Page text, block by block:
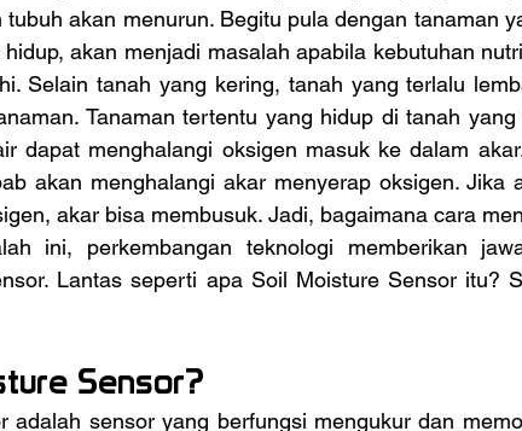
akan menurun. Begitu pula dengan tanaman
akan menjadi masalah apabila kebutuhan
Selain tanah yang kering, tanah yang terlalu
Tanaman tertentu yang hidup di tanah
dapat menghalangi oksigen masuk ke dalam
akan menghalangi akar menyerap oksigen. Jika
akar bisa membusuk. Jadi, bagaimana cara
ini, perkembangan teknologi memberikan
Lantas seperti apa Soil Moisture Sensor itu?
Sensor?